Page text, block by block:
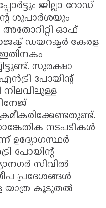
ജില്ലാ റോഡ്
ശുപാർശയും
അതോറിറ്റി ഓഫ്
ഡയറക്ടർ കേരള
സുരക്ഷാ
പോയിന്റ്
നടപടികൾ
ഉദ്യോഗസ്ഥർ
പോയിന്റ്
സിവിൽ
പ്രദേശങ്ങൾ
യാത്ര കൂടുതൽ